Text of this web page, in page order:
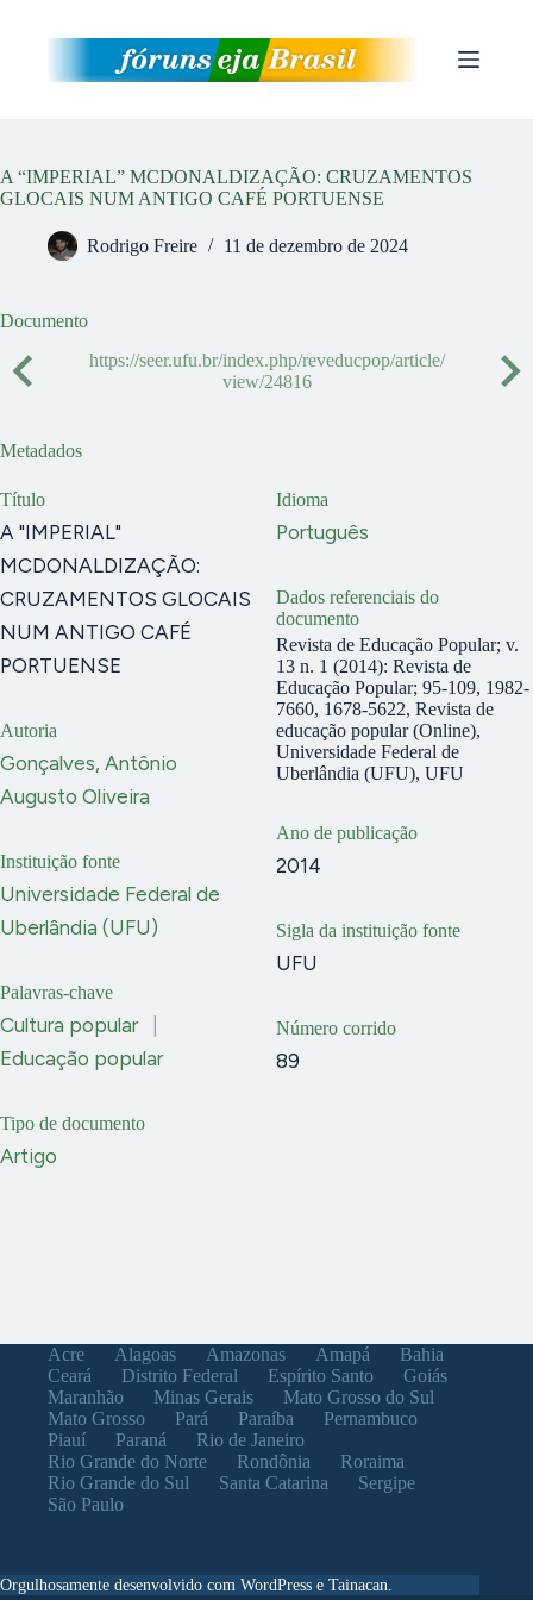
A “IMPERIAL” MCDONALDIZAÇÃO: CRUZAMENTOS
GLOCAIS NUM ANTIGO CAFÉ PORTUENSE
Rodrigo Freire 11 de dezembro de 2024
Documento
https://seer.ufu.br/index.php/reveducpop/article/
view/24816
Metadados
Título
A "IMPERIAL"
MCDONALDIZAÇÃO:
CRUZAMENTOS GLOCAIS
NUM ANTIGO CAFÉ
PORTUENSE
Autoria
Gonçalves, Antônio
Augusto Oliveira
Instituição fonte
Universidade Federal de
Uberlândia (UFU)
Palavras-chave
Cultura popular
Educação popular
Tipo de documento
Artigo
Idioma
Português
Dados referenciais do
documento
Revista de Educação Popular; v.
13 n. 1 (2014): Revista de
Educação Popular; 95-109, 1982-
7660, 1678-5622, Revista de
educação popular (Online),
Universidade Federal de
Uberlândia (UFU), UFU
Ano de publicação
2014
Sigla da instituição fonte
UFU
Número corrido
89
Acre Alagoas Amazonas Amapá
Bahia
Ceará
Distrito Federal Espírito Santo
Goiás
Maranhão
Minas Gerais
Mato Grosso do Sul
Mato Grosso
Pará Paraíba
Pernambuco
Piauí
Paraná
Rio de Janeiro
Rio Grande do Norte
Rondônia
Roraima
Rio Grande do Sul
Santa Catarina
Sergipe
São Paulo
Orgulhosamente desenvolvido com WordPress e Tainacan.